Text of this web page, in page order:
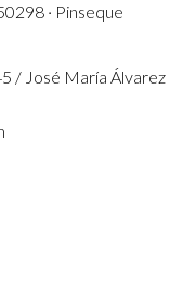
· Pinseque
/ José María Álvarez